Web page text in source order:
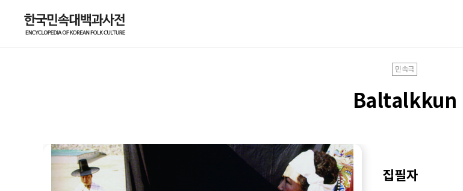
민속극
Baltalkkun
집필자